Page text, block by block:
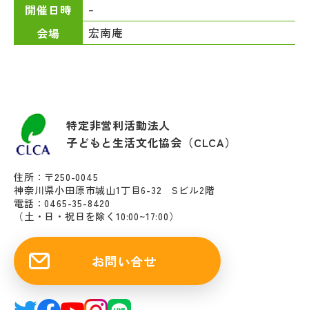
開催日時
–
会場
宏南庵
特定非営利活動法人
子どもと生活文化協会（CLCA）
住所：〒250-0045
神奈川県小田原市城山1丁目6-32 Sビル2階
電話：0465-35-8420
（土・日・祝日を除く10:00~17:00）
お問い合せ